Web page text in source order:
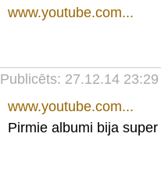
www.youtube.com...
Publicēts: 27.12.14 23:29
www.youtube.com...
Pirmie albumi bija super